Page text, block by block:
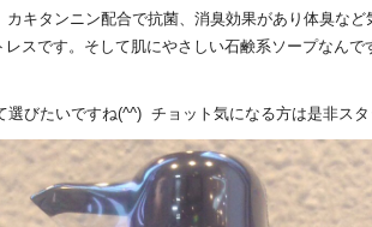
キタンニン配合で抗菌、消臭効果があり体臭な
です。そして肌にやさしい石鹸系ソープなんで
びたいですね(^^) チョット気になる方は是非ス